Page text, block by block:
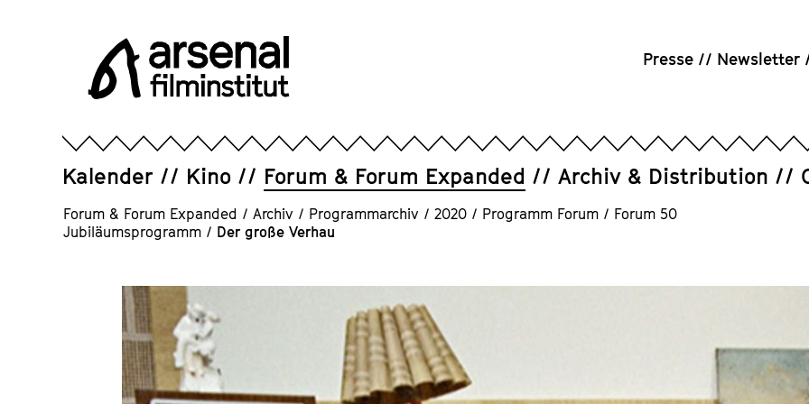
Filminstitut
Presse Newsletter
Kalender Kino Forum & Forum Expanded Archiv & Distribution
Forum & Forum Expanded / Archiv / Programmarchiv / 2020 / Programm Forum / Forum 50
Jubiläumsprogramm / Der große Verhau